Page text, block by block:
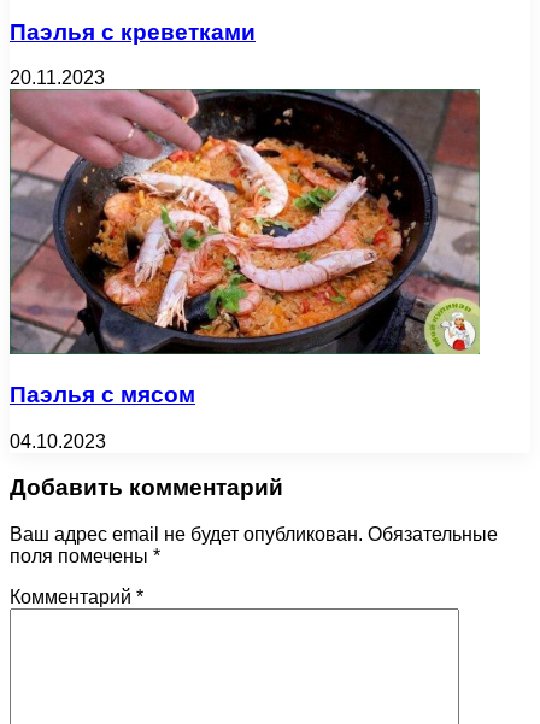
Паэлья с креветками
20.11.2023
Паэлья с мясом
04.10.2023
Добавить комментарий
Ваш адрес email не будет опубликован. Обязательные
поля помечены *
Комментарий *